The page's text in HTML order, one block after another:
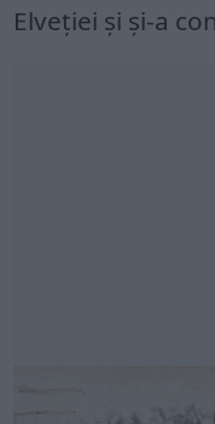
Elveției și și-a